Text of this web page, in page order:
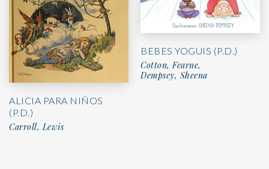
ALICIA PARA NIÑOS
(P.D.)
Carroll, Lewis
BEBES YOGUIS (P.D.)
Cotton, Fearne,
Dempsey, Sheena